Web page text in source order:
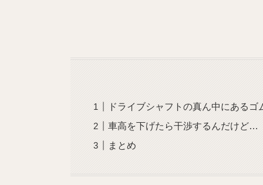
ドライブシャフトの真ん中にあるゴ
車高を下げたら干渉するんだけど…
まとめ